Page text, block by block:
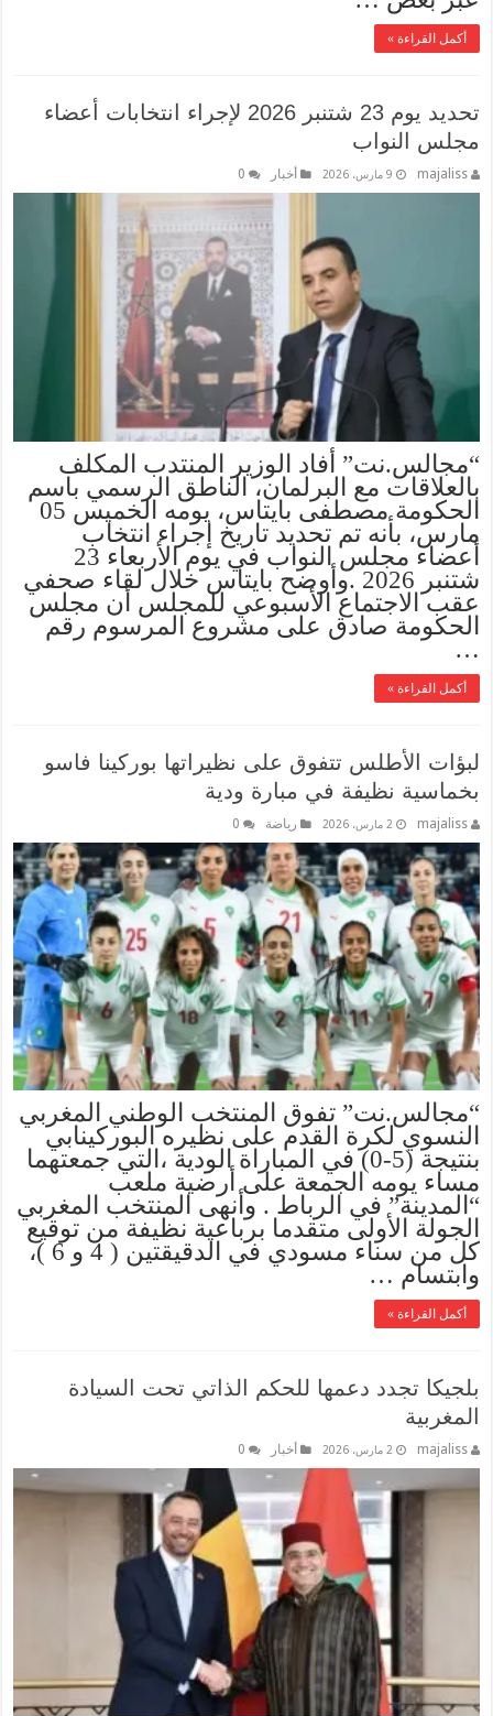
أكمل القراءة »
تحديد يوم 23 شتنبر 2026 لإجراء انتخابات أعضاء
مجلس النواب
majaliss 9 مارس، 2026 أخبار 0
“مجالس.نت” أفاد الوزير المنتدب المكلف
بالعلاقات مع البرلمان، الناطق الرسمي باسم
الحكومة مصطفى بايتاس، يومه الخميس 05
مارس، بأنه تم تحديد تاريخ إجراء انتخاب
أعضاء مجلس النواب في يوم الأربعاء 23
شتنبر 2026 .وأوضح بايتاس خلال لقاء صحفي
عقب الاجتماع الأسبوعي للمجلس أن مجلس
الحكومة صادق على مشروع المرسوم رقم
…
أكمل القراءة »
لبؤات الأطلس تتفوق على نظيراتها بوركينا فاسو
بخماسية نظيفة في مبارة ودية
majaliss 2 مارس، 2026 رياضة 0
“مجالس.نت” تفوق المنتخب الوطني المغربي
النسوي لكرة القدم على نظيره البوركينابي
بنتيجة (5-0) في المباراة الودية ،التي جمعتهما
مساء يومه الجمعة على أرضية ملعب
“المدينة” في الرباط . وأنهى المنتخب المغربي
الجولة الأولى متقدما برباعية نظيفة من توقيع
كل من سناء مسودي في الدقيقتين ( 4 و 6 )،
وابتسام …
أكمل القراءة »
بلجيكا تجدد دعمها للحكم الذاتي تحت السيادة
المغربية
majaliss 2 مارس، 2026 أخبار 0